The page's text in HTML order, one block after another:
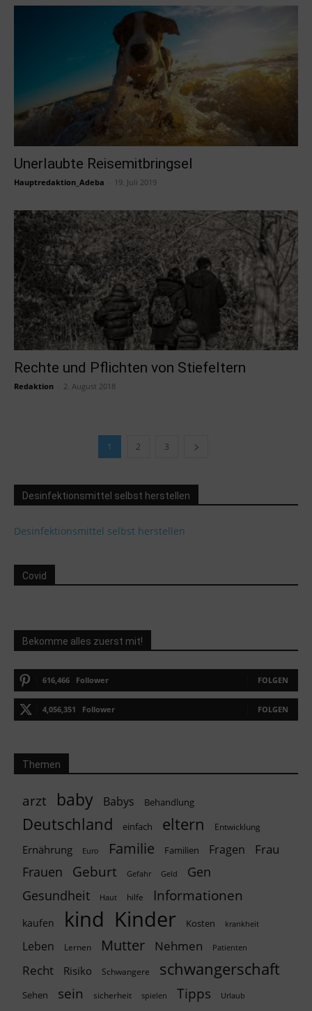
Unerlaubte Reisemitbringsel
Hauptredaktion_Adeba 19. Juli 2019
Rechte und Pflichten von Stiefeltern
Redaktion 2. August 2018
1 2 3
Desinfektionsmittel selbst herstellen
Desinfektionsmittel selbst herstellen
Covid
Bekomme alles zuerst mit!
616,466 Follower FOLGEN
4,056,351 Follower FOLGEN
Themen
arzt baby Babys Behandlung
Deutschland einfach eltern Entwicklung
Ernährung Euro Familie Familien Fragen Frau
Frauen Geburt Gefahr Geld
Gen
Gesundheit
Haut hilfe Informationen
kaufen kind Kinder Kosten krankheit
Leben Lernen Mutter Nehmen Patienten
Recht Risiko Schwangere schwangerschaft
Sehen sein sicherheit spielen Tipps Urlaub